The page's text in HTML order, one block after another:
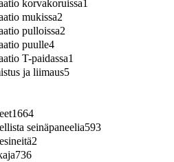
korvakoruissa1
mukissa2
pulloissa2
puulle4
T-paidassa1
ja liimaus5
1664
seinäpaneelia593
2
736